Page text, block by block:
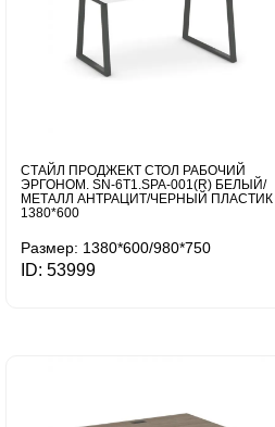
СТАЙЛ ПРОДЖЕКТ СТОЛ РАБОЧИЙ
ЭРГОНОМ. SN-6T1.SPA-001(R) БЕЛЫЙ/
МЕТАЛЛ АНТРАЦИТ/ЧЕРНЫЙ ПЛАСТИК
1380*600
Размер: 1380*600/980*750
ID: 53999